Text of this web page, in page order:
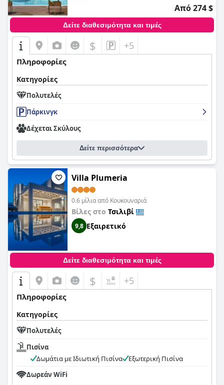
Από 274 $
Δείτε διαθεσιμότητα και τιμές
$ +5
Πληροφορίες
Κατηγορίες
Πολυτελές
Πάρκινγκ
Δέχεται Σκύλους
Δείτε περισσότερα
Villa Plumeria
0.6 μίλια από Κουκουναριά
Βίλες στο Τσιλιβί
9,8 Εξαιρετικό
Δείτε διαθεσιμότητα και τιμές
$ +5
Πληροφορίες
Κατηγορίες
Πολυτελές
Πισίνα
Δωμάτια με Ιδιωτική Πισίνα
Εξωτερική Πισίνα
Δωρεάν WiFi